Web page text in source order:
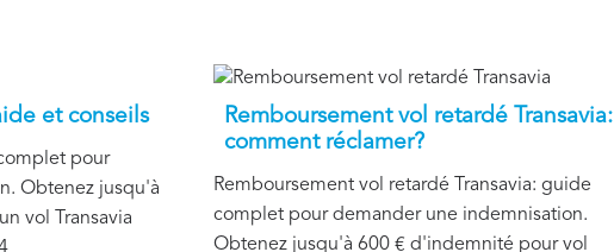
et conseils
pour
Obtenez jusqu'à
vol Transavia
Remboursement vol retardé Transavia:
comment réclamer?
Remboursement vol retardé Transavia: guide
complet pour demander une indemnisation.
Obtenez jusqu'à 600 € d'indemnité pour vol